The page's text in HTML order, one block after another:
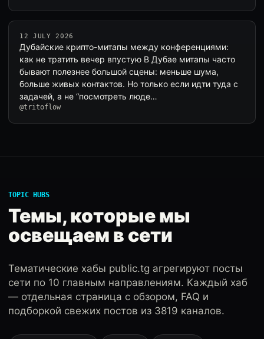
12 JULY 2026
Дубайские крипто-митапы между конференциями:
как не тратить вечер впустую В Дубае митапы часто
бывают полезнее большой сцены: меньше шума,
больше живых контактов. Но только если идти туда с
задачей, а не “посмотреть люде…
@tritoflow
TOPIC HUBS
Темы, которые мы
освещаем в сети
Тематические хабы public.tg агрегируют посты
сети по 10 главным направлениям. Каждый хаб
— отдельная страница с обзором, FAQ и
подборкой свежих постов из 3819 каналов.